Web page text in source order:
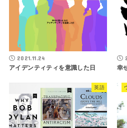
2021.11.24
アイデンティティを意識した日 幸
英語